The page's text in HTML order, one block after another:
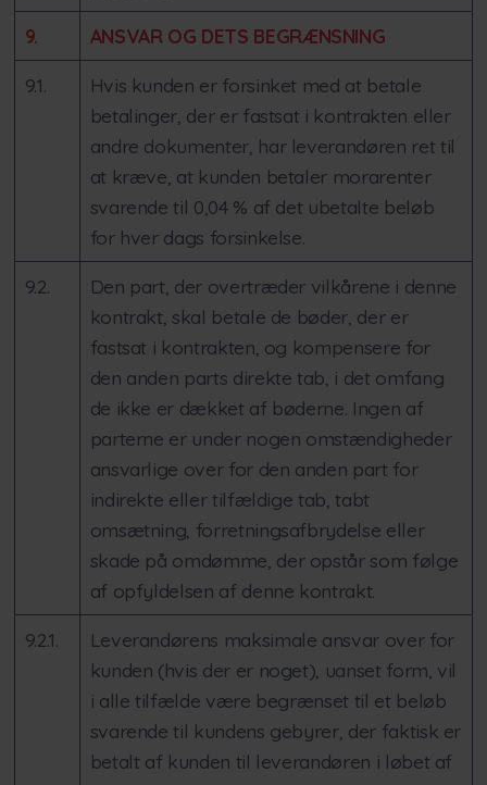
9. ANSVAR OG DETS BEGRÆNSNING
9.1.
Hvis kunden er forsinket med at betale
betalinger, der er fastsat i kontrakten eller
andre dokumenter, har leverandøren ret til
at kræve, at kunden betaler morarenter
svarende til 0,04 % af det ubetalte beløb
for hver dags forsinkelse.
9.2.
Den part, der overtræder vilkårene i denne
kontrakt, skal betale de bøder, der er
fastsat i kontrakten, og kompensere for
den anden parts direkte tab, i det omfang
de ikke er dækket af bøderne. Ingen af
parterne er under nogen omstændigheder
ansvarlige over for den anden part for
indirekte eller tilfældige tab, tabt
omsætning, forretningsafbrydelse eller
skade på omdømme, der opstår som følge
af opfyldelsen af denne kontrakt.
9.2.1.
Leverandørens maksimale ansvar over for
kunden (hvis der er noget), uanset form, vil
i alle tilfælde være begrænset til et beløb
svarende til kundens gebyrer, der faktisk er
betalt af kunden til leverandøren i løbet af